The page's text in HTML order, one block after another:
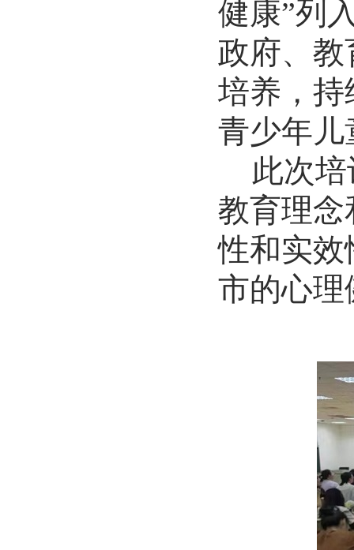
健康”列
政府、
培养，持
青少年
此次
教育理
性和实
市的心